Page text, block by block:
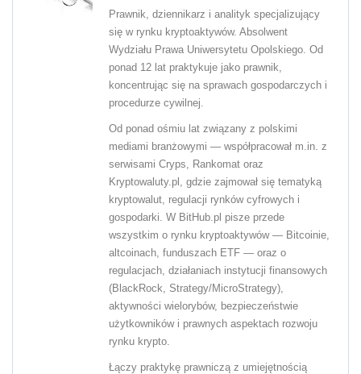
Prawnik, dziennikarz i analityk specjalizujący
się w rynku kryptoaktywów. Absolwent
Wydziału Prawa Uniwersytetu Opolskiego. Od
ponad 12 lat praktykuje jako prawnik,
koncentrując się na sprawach gospodarczych i
procedurze cywilnej.
Od ponad ośmiu lat związany z polskimi
mediami branżowymi — współpracował m.in. z
serwisami Cryps, Rankomat oraz
Kryptowaluty.pl, gdzie zajmował się tematyką
kryptowalut, regulacji rynków cyfrowych i
gospodarki. W BitHub.pl pisze przede
wszystkim o rynku kryptoaktywów — Bitcoinie,
altcoinach, funduszach ETF — oraz o
regulacjach, działaniach instytucji finansowych
(BlackRock, Strategy/MicroStrategy),
aktywności wielorybów, bezpieczeństwie
użytkowników i prawnych aspektach rozwoju
rynku krypto.
Łączy praktykę prawniczą z umiejętnością